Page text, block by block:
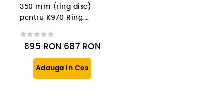
350 mm (ring disc)
pentru K970 Ring,
895RON 687 RON
Adauga In Cos